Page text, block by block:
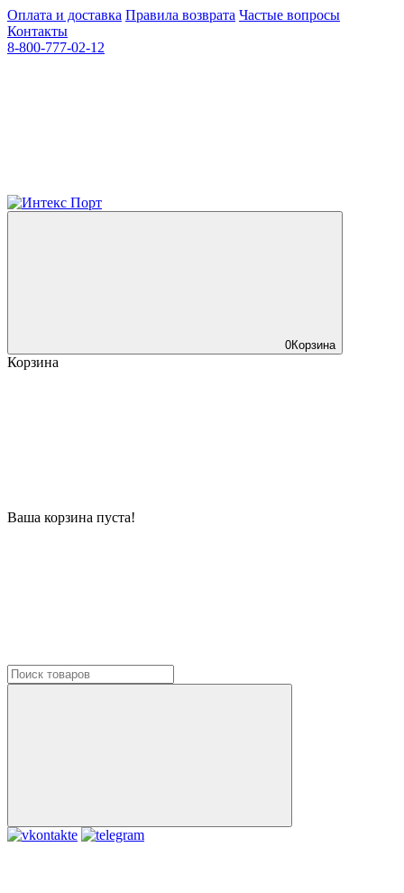
Оплата и доставка Правила возврата Частые вопросы
Контакты
8-800-777-02-12
0Корзина
Корзина
Ваша корзина пуста!